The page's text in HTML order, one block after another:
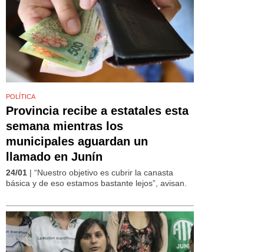
POLÍTICA
Provincia recibe a estatales esta
semana mientras los
municipales aguardan un
llamado en Junín
24/01 | “Nuestro objetivo es cubrir la canasta
básica y de eso estamos bastante lejos”, avisan.